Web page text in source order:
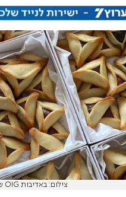
צילום: באדיבות OIG שיווק והפצה בע"מ